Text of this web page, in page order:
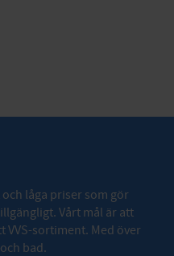
låga priser som gör
Vårt mål är att
VVS-sortiment. Med över
bad.